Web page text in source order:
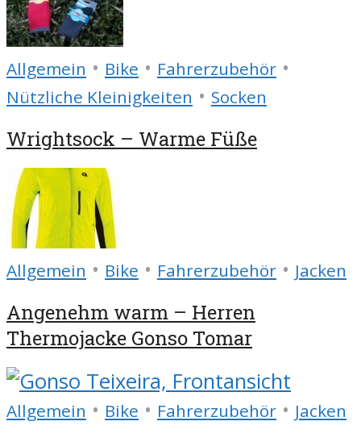
Allgemein • Bike • Fahrerzubehör •
Nützliche Kleinigkeiten • Socken
Wrightsock – Warme Füße
Allgemein • Bike • Fahrerzubehör • Jacken
Angenehm warm – Herren
Thermojacke Gonso Tomar
Allgemein • Bike • Fahrerzubehör • Jacken